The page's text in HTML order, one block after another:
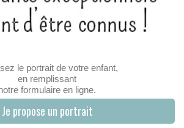
le portrait de votre enfant,
en remplissant
formulaire en ligne.
Je propose un portrait